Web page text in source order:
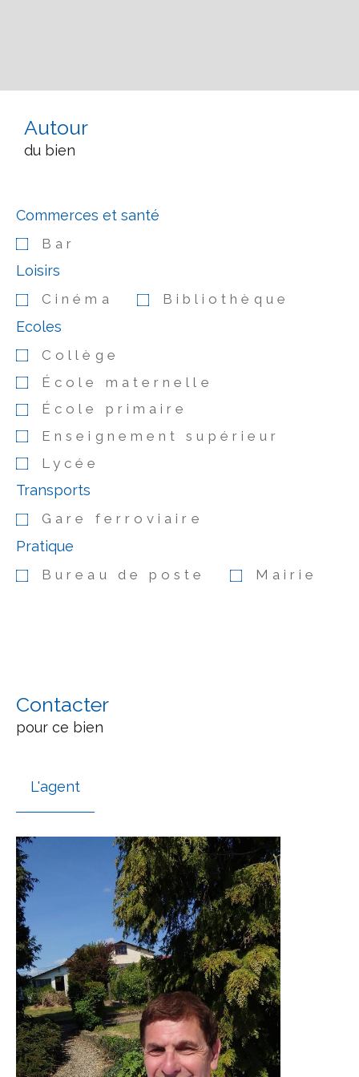
Autour
du bien
Commerces et santé
Bar
Loisirs
Cinéma Bibliothèque
Ecoles
Collège
École maternelle
École primaire
Enseignement supérieur
Lycée
Transports
Gare ferroviaire
Pratique
Bureau de poste Mairie
Contacter
pour ce bien
L'agent